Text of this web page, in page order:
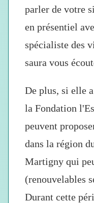
parler de votre
en présentiel
spécialiste des
saura vous
De plus, si elle
la Fondation
peuvent
dans la région
Martigny qui
(renouvelables
Durant cette